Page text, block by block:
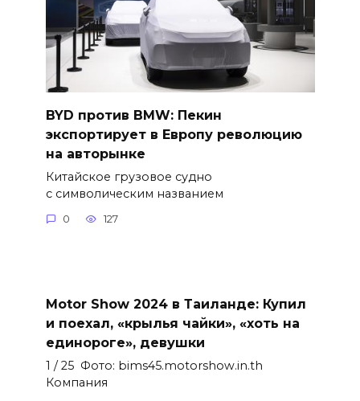
BYD против BMW: Пекин
экспортирует в Европу революцию
на авторынке
Китайское грузовое судно
с символическим названием
0 127
Motor Show 2024 в Таиланде: Купил
и поехал, «крылья чайки», «хоть на
единороге», девушки
1 / 25 Фото: bims45.motorshow.in.th
Компания